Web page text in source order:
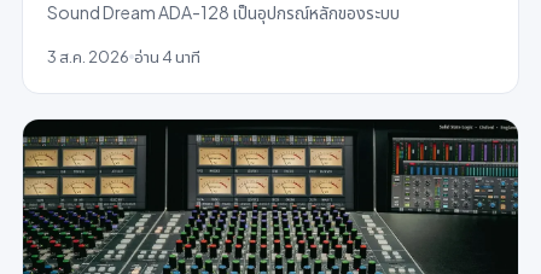
Sound Dream ADA-128 เป็นอุปกรณ์หลักของระบบ
3 ส.ค. 2026 อ่าน 4 นาที